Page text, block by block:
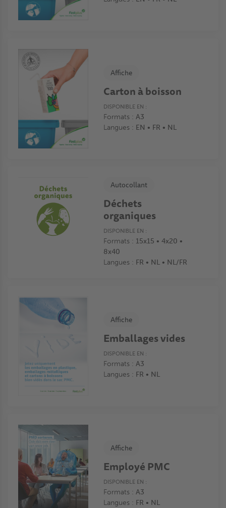
Affiche
Carton à boisson
DISPONIBLE EN :
Formats : A3
Langues : EN • FR • NL
Autocollant
Déchets
organiques
DISPONIBLE EN :
Formats : 15x15 • 4x20 •
8x40
Langues : FR • NL • NL/FR
Affiche
Emballages vides
DISPONIBLE EN :
Formats : A3
Langues : FR • NL
Affiche
Employé PMC
DISPONIBLE EN :
Formats : A3
Langues : FR • NL